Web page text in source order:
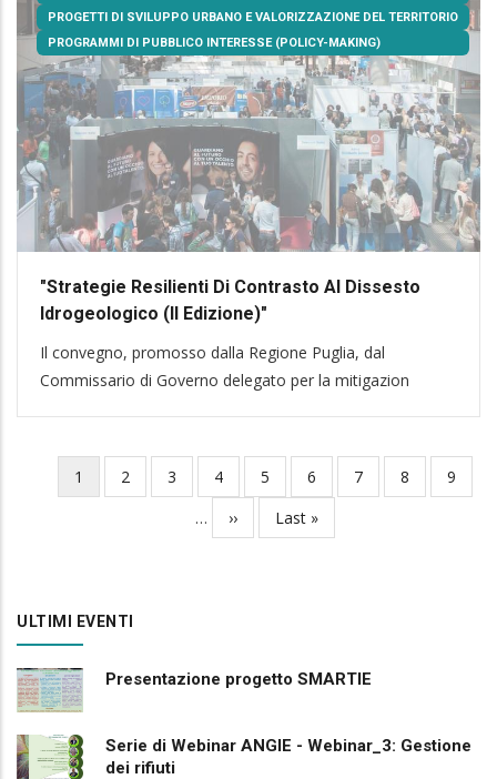
PROGETTI DI SVILUPPO URBANO E VALORIZZAZIONE DEL TERRITORIO
PROGRAMMI DI PUBBLICO INTERESSE (POLICY-MAKING)
"Strategie Resilienti Di Contrasto Al Dissesto
Idrogeologico (II Edizione)"
Il convegno, promosso dalla Regione Puglia, dal
Commissario di Governo delegato per la mitigazion
Pagination
Current
page
1 Page
2 Page
3 Page
4 Page
5 Page
6 Page
7 Page
8 Page
9
…
Next
page
››
Last
page
Last »
ULTIMI EVENTI
Presentazione progetto SMARTIE
Serie di Webinar ANGIE - Webinar_3: Gestione
dei rifiuti